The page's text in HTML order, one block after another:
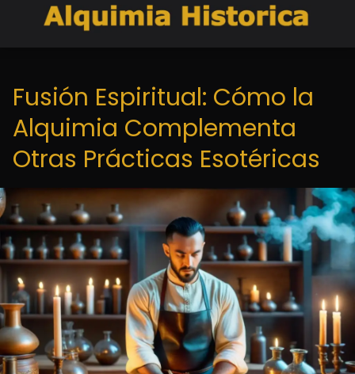
Fusión Espiritual: Cómo la
Alquimia Complementa
Otras Prácticas Esotéricas